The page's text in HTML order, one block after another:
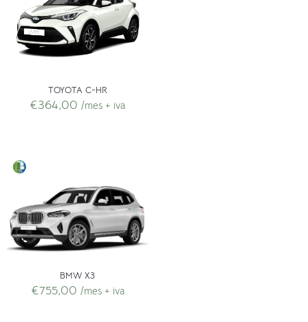
TOYOTA C-HR
€364,00 /mes + iva
BMW X3
€755,00 /mes + iva